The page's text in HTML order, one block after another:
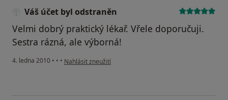
Váš účet byl odstraněn
Velmi dobrý praktický lékař. Vřele doporučuji.
Sestra rázná, ale výborná!
4. ledna 2010 • • • podle názoru uživatele Váš účet byl odstraněn
Nahlásit zneužití